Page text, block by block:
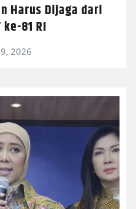
Harus Dijaga dari
81 RI
2026